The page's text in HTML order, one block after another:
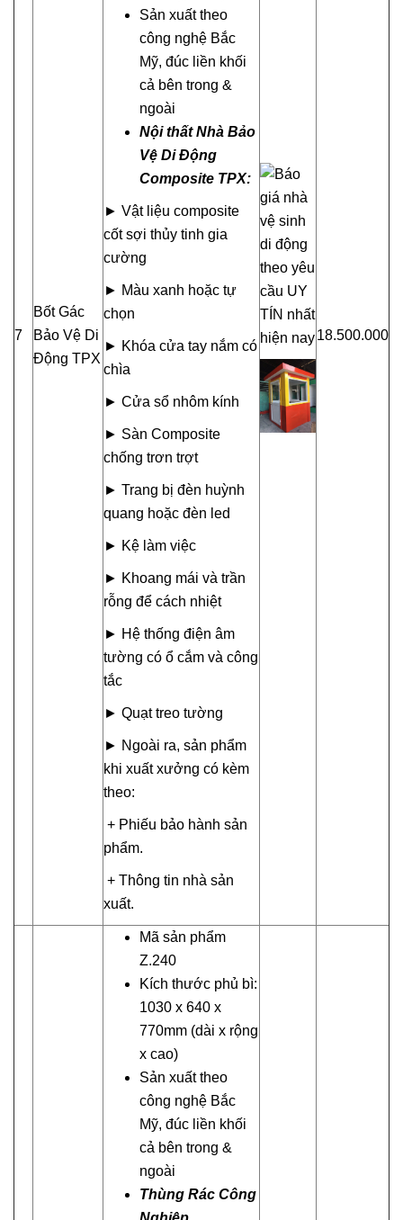
7
Bốt Gác
Bảo Vệ Di
Động TPX
Sản xuất theo
công nghệ Bắc
Mỹ, đúc liền khối
cả bên trong &
ngoài
Nội thất Nhà Bảo
Vệ Di Động
Composite TPX:
► Vật liệu composite
cốt sợi thủy tinh gia
cường
► Màu xanh hoặc tự
chọn
► Khóa cửa tay nắm có
chìa
► Cửa sổ nhôm kính
► Sàn Composite
chống trơn trợt
► Trang bị đèn huỳnh
quang hoặc đèn led
► Kệ làm việc
► Khoang mái và trần
rỗng để cách nhiệt
► Hệ thống điện âm
tường có ổ cắm và công
tắc
► Quạt treo tường
► Ngoài ra, sản phẩm
khi xuất xưởng có kèm
theo:
+ Phiếu bảo hành sản
phẩm.
+ Thông tin nhà sản
xuất.
18.500.000
Mã sản phẩm
Z.240
Kích thước phủ bì:
1030 x 640 x
770mm (dài x rộng
x cao)
Sản xuất theo
công nghệ Bắc
Mỹ, đúc liền khối
cả bên trong &
ngoài
Thùng Rác Công